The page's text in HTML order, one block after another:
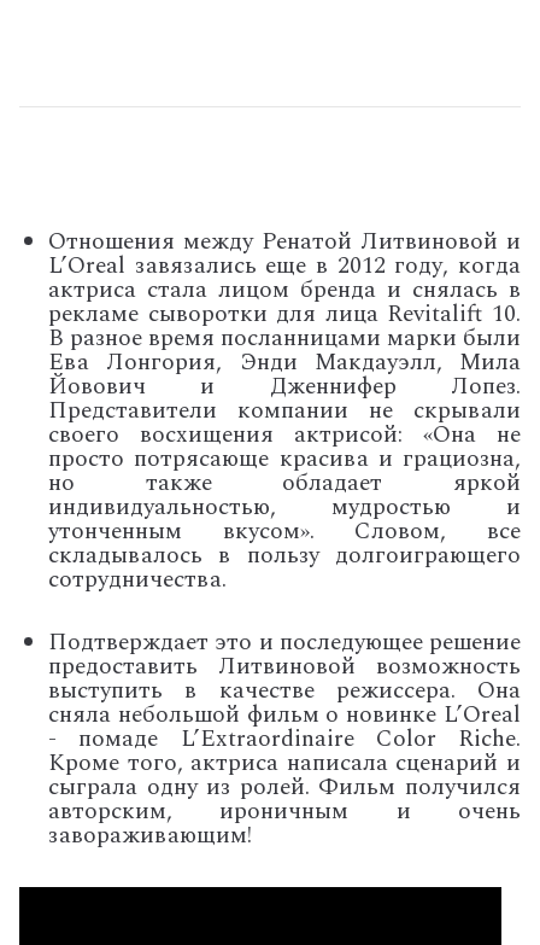
Отношения между Ренатой Литвиновой и
L’Oreal завязались еще в 2012 году, когда
актриса стала лицом бренда и снялась в
рекламе сыворотки для лица Revitalift 10.
В разное время посланницами марки были
Ева Лонгория, Энди Макдауэлл, Мила
Йовович и Дженнифер Лопез.
Представители компании не скрывали
своего восхищения актрисой: «Она не
просто потрясающе красива и грациозна,
но также обладает яркой
индивидуальностью, мудростью и
утонченным вкусом». Словом, все
складывалось в пользу долгоиграющего
сотрудничества.
Подтверждает это и последующее решение
предоставить Литвиновой возможность
выступить в качестве режиссера. Она
сняла небольшой фильм о новинке L’Oreal
- помаде L’Extraordinaire Color Riche.
Кроме того, актриса написала сценарий и
сыграла одну из ролей. Фильм получился
авторским, ироничным и очень
завораживающим!